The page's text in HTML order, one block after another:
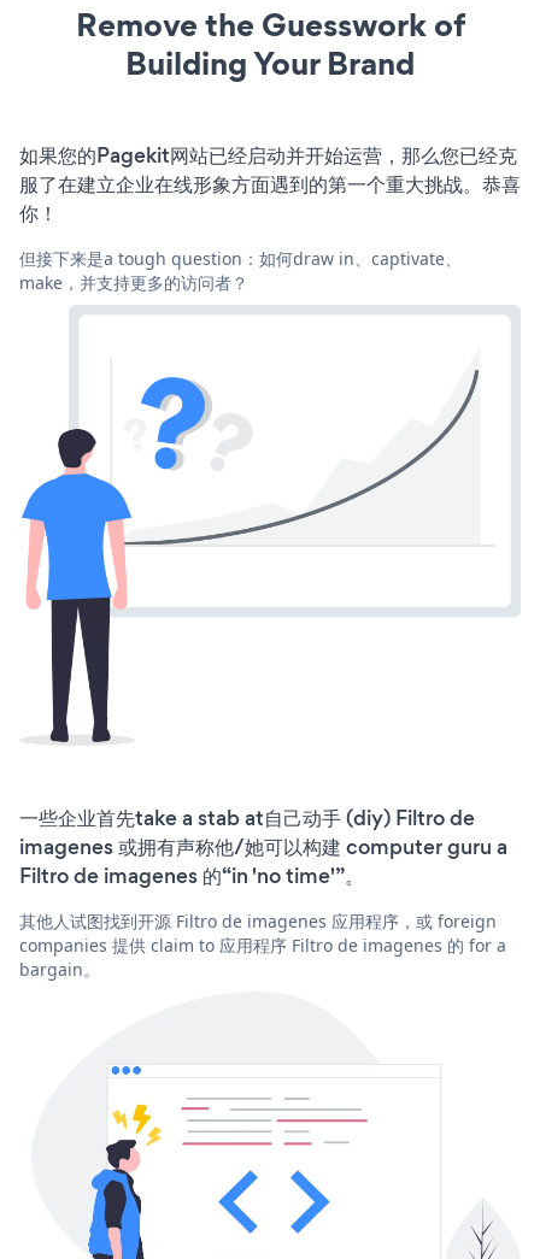
Remove the Guesswork of
Building Your Brand
如果您的Pagekit网站已经启动并开始运营，那么您已经克
服了在建立企业在线形象方面遇到的第一个重大挑战。恭喜
你！
但接下来是a tough question：如何draw in、captivate、
make，并支持更多的访问者？
一些企业首先take a stab at自己动手 (diy) Filtro de
imagenes 或拥有声称他/她可以构建 computer guru a
Filtro de imagenes 的“in 'no time'”。
其他人试图找到开源 Filtro de imagenes 应用程序，或 foreign
companies 提供 claim to 应用程序 Filtro de imagenes 的 for a
bargain。